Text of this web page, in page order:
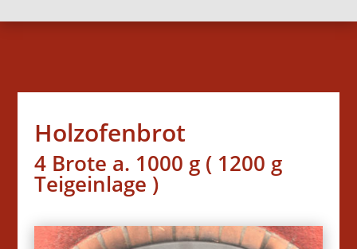
Holzofenbrot
4 Brote a. 1000 g ( 1200 g
Teigeinlage )